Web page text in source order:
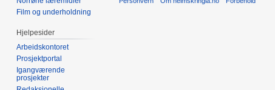
Film og underholdning
Hjelpesider
Arbeidskontoret
Prosjektportal
Igangværende
prosjekter